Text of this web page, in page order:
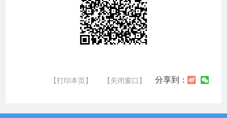
【打印本页】 【关闭窗口】 分享到：